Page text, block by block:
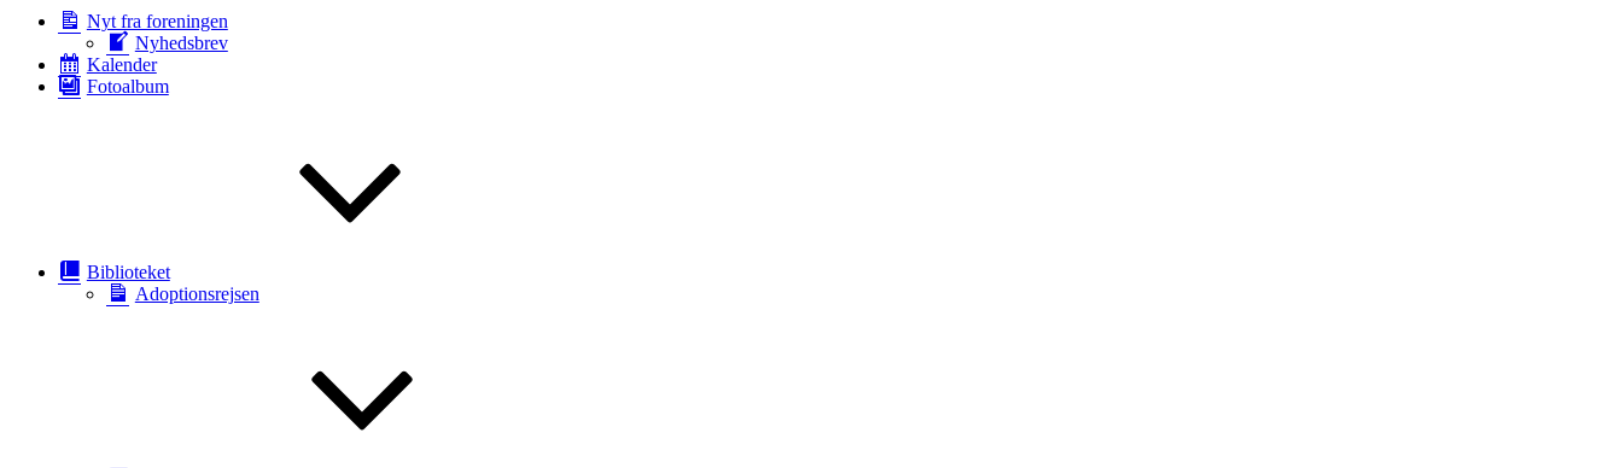
Nyt fra foreningen
Nyhedsbrev
Kalender
Fotoalbum
Biblioteket
Adoptionsrejsen